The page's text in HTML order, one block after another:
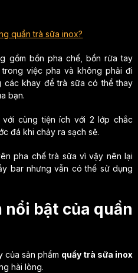
quần trà sữa inox?
gồm bồn pha chế, bồn rửa tay
việc pha và không phải đi
các khay để trà sữa có thể thay
bạn.
cùng tiện ích với 2 lớp chắc
đá khi chảy ra sạch sẽ.
pha chế trà sữa vì vậy nên lại
bar nhưng vẫn có thể sử dụng
nổi bật của quần
của sản phẩm quầy trà sữa inox
hài lòng.